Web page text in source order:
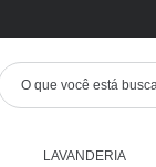
LAVANDERIA